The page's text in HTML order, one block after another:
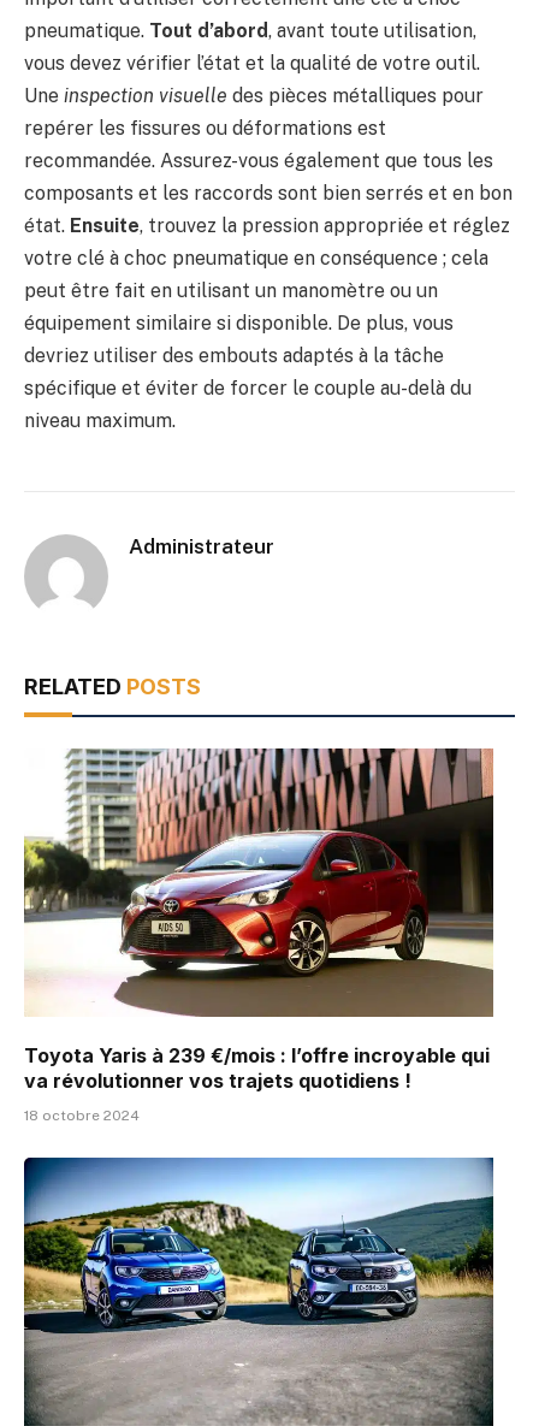
pneumatique. Tout d’abord, avant toute utilisation,
vous devez vérifier l’état et la qualité de votre outil.
Une inspection visuelle des pièces métalliques pour
repérer les fissures ou déformations est
recommandée. Assurez-vous également que tous les
composants et les raccords sont bien serrés et en bon
état. Ensuite, trouvez la pression appropriée et réglez
votre clé à choc pneumatique en conséquence ; cela
peut être fait en utilisant un manomètre ou un
équipement similaire si disponible. De plus, vous
devriez utiliser des embouts adaptés à la tâche
spécifique et éviter de forcer le couple au-delà du
niveau maximum.
Administrateur
RELATED POSTS
Toyota Yaris à 239 €/mois : l’offre incroyable qui
va révolutionner vos trajets quotidiens !
18 octobre 2024